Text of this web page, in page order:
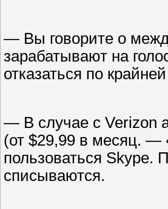
— Вы говорите о
зарабатывают на
отказаться по
— В случае с Verizon
(от $29,99 в месяц. —
пользоваться Skype.
списываются.